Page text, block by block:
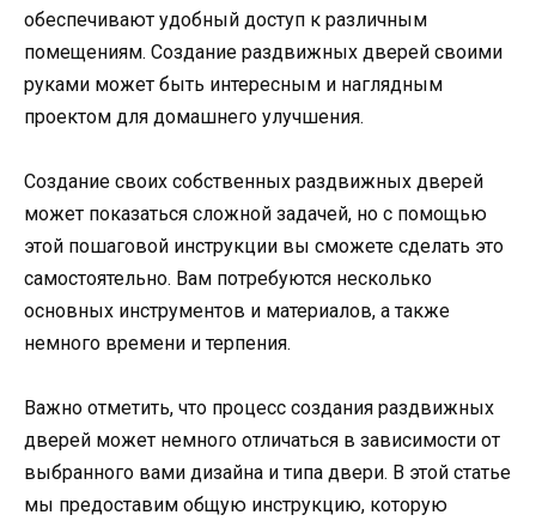
обеспечивают удобный доступ к различным
помещениям. Создание раздвижных дверей своими
руками может быть интересным и наглядным
проектом для домашнего улучшения.
Создание своих собственных раздвижных дверей
может показаться сложной задачей, но c помощью
этой пошаговой инструкции вы сможете сделать это
самостоятельно. Вам потребуются несколько
основных инструментов и материалов, а также
немного времени и терпения.
Важно отметить, что процесс создания раздвижных
дверей может немного отличаться в зависимости от
выбранного вами дизайна и типа двери. В этой статье
мы предоставим общую инструкцию, которую